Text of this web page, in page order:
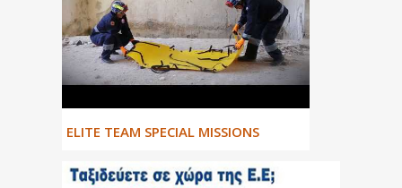
ΕLITE TEAM SPECIAL MISSIONS